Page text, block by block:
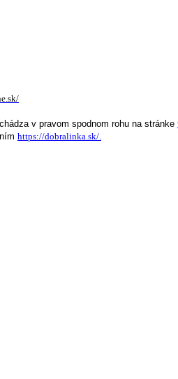
v pravom spodnom rohu na stránke
https://dobralinka.sk/.